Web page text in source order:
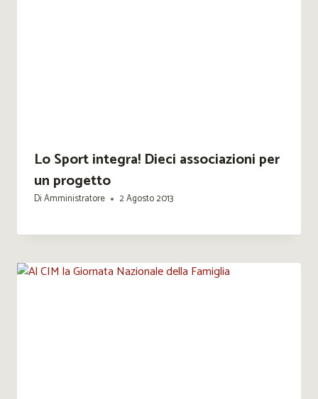
Lo Sport integra! Dieci associazioni per
un progetto
DiAmministratore 2 Agosto 2013